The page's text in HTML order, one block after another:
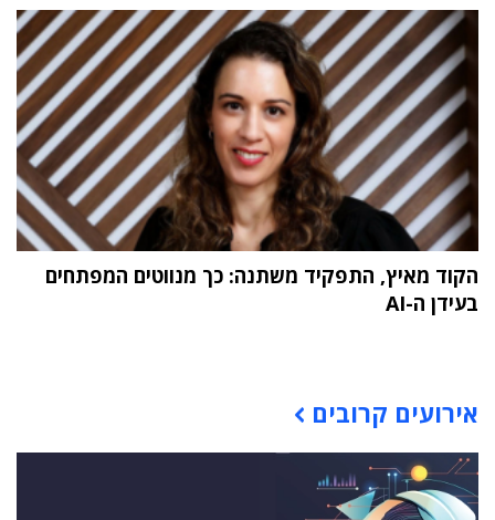
הקוד מאיץ, התפקיד משתנה: כך מנווטים המפתחים
בעידן ה-AI
אירועים קרובים